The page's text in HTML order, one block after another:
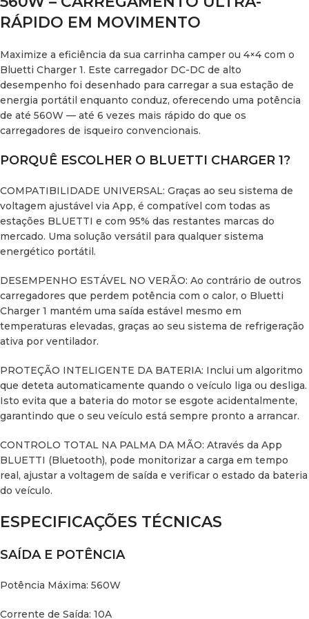
ESPECIFICAÇÕES TÉCNICAS
SAÍDA E POTÊNCIA
Potência Máxima: 560W
Corrente de Saída: 10A
Voltagem Ajustável (via App): 15V a 56V (Bateria 12V) / 27V a
56V (Bateria 24V)
ENTRADA
Voltagem de Entrada: 12V-14V / 22,5V-28V
Amperagem de Entrada: 50A (12V) / 25A (24V)
GERAL E SEGURANÇA
Proteções: Curto-circuito, inversão de polaridade,
subtensão e sobreaquecimento.
Inclui: Cabos de 5 metros e disjuntor de 60A para ligação à
bateria do motor.
Dimensões e Peso: 145 x 110 x 60 mm | 1,2 kg.
Resistência: IP20 | Operação de -20°C a 60°C.
Conectividade: Bluetooth (App BLUETTI).
Garantia: 2 anos.
intuitiva, o Bluetti Charger 1 transforma o alternador do seu
acessório indispensável para quem procura autonomia real
RÁPIDO EM MOVIMENTO
Maximize a eficiência da sua carrinha camper ou 4×4 com o
Bluetti Charger 1. Este carregador DC-DC de alto
desempenho foi desenhado para carregar a sua estação de
energia portátil enquanto conduz, oferecendo uma potência
de até 560W — até 6 vezes mais rápido do que os
carregadores de isqueiro convencionais.
PORQUÊ ESCOLHER O BLUETTI CHARGER 1?
COMPATIBILIDADE UNIVERSAL: Graças ao seu sistema de
voltagem ajustável via App, é compatível com todas as
estações BLUETTI e com 95% das restantes marcas do
mercado. Uma solução versátil para qualquer sistema
energético portátil.
DESEMPENHO ESTÁVEL NO VERÃO: Ao contrário de outros
carregadores que perdem potência com o calor, o Bluetti
Charger 1 mantém uma saída estável mesmo em
temperaturas elevadas, graças ao seu sistema de refrigeração
ativa por ventilador.
PROTEÇÃO INTELIGENTE DA BATERIA: Inclui um algoritmo
que deteta automaticamente quando o veículo liga ou desliga.
Isto evita que a bateria do motor se esgote acidentalmente,
garantindo que o seu veículo está sempre pronto a arrancar.
CONTROLO TOTAL NA PALMA DA MÃO: Através da App
BLUETTI (Bluetooth), pode monitorizar a carga em tempo
real, ajustar a voltagem de saída e verificar o estado da bateria
do veículo.
ESPECIFICAÇÕES TÉCNICAS
SAÍDA E POTÊNCIA
Potência Máxima: 560W
Corrente de Saída: 10A